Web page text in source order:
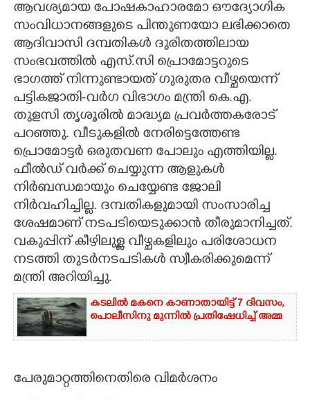
ART
ASTRO
CARTOONS
LITERATURE
ZOOM
CONTACT US
ആവശ്യമായ പോഷകാഹാരമോ ഔദ്യോഗിക
സംവിധാനങ്ങളുടെ പിന്തുണയോ ലഭിക്കാതെ
ആദിവാസി ദമ്പതികൾ ദുരിതത്തിലായ
സംഭവത്തിൽ എസ്.സി പ്രൊമോട്ടറുടെ
ഭാഗത്ത് നിന്നുണ്ടായത് ഗുരുതര വീഴ്ചയെന്ന്
പട്ടികജാതി-വർഗ വിഭാഗം മന്ത്രി കെ.എ.
തുളസി തൃശൂരിൽ മാദ്ധ്യമ പ്രവർത്തകരോട്
പറഞ്ഞു. വീടുകളിൽ നേരിട്ടെത്തേണ്ട
പ്രൊമോട്ടർ ഒരുതവണ പോലും എത്തിയില്ല.
ഫീൽഡ് വർക്ക് ചെയ്യുന്ന ആളുകൾ
നിർബന്ധമായും ചെയ്യേണ്ട ജോലി
നിർവഹിച്ചില്ല. ദമ്പതികളുമായി സംസാരിച്ച
ശേഷമാണ് നടപടിയെടുക്കാൻ തീരുമാനിച്ചത്.
വകുപ്പിന് കീഴിലുള്ള വീഴ്ചകളിലും പരിശോധന
നടത്തി തുടർനടപടികൾ സ്വീകരിക്കുമെന്ന്
മന്ത്രി അറിയിച്ചു.
കടലിൽ മകനെ കാണാതായിട്ട് 7 ദിവസം,
പൊലീസിനു മുന്നിൽ പ്രതിഷേധിച്ച് അമ്മ
പേരുമാറ്റത്തിനെതിരെ വിമർശനം